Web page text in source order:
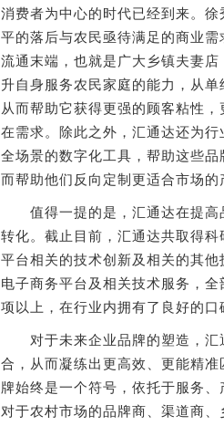
消费者为中心的时代已经到来。
平的落后与农民亟待满足的商业
流通末端，也就是广大乡镇夫妻
升自身服务农民家庭的能力，从
从而帮助它获得更强的顾客粘性
在需求。除此之外，汇通达还为
全场景的数字化工具，帮助这些
而帮助他们反向定制更适合市场的
值得一提的是，汇通达在提高
转化。截止目前，汇通达共取得
平台相关的技术创新及相关的其
电子商务平台及相关技术服务，
项以上，在行业内拥有了良好的口
对于未来企业品牌的塑造，汇
合，从而凝练出更高效、更能精
牌始终是一个符号，依托于服务
对于农村市场的品牌商、渠道商